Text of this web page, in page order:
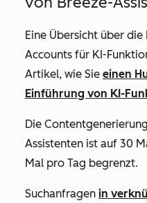
Eine Übersicht über
Accounts für KI-
Artikel, wie Sie einen
Einführung von KI-
Die
Assistenten ist auf 30
Mal pro Tag begrenzt.
Suchanfragen in